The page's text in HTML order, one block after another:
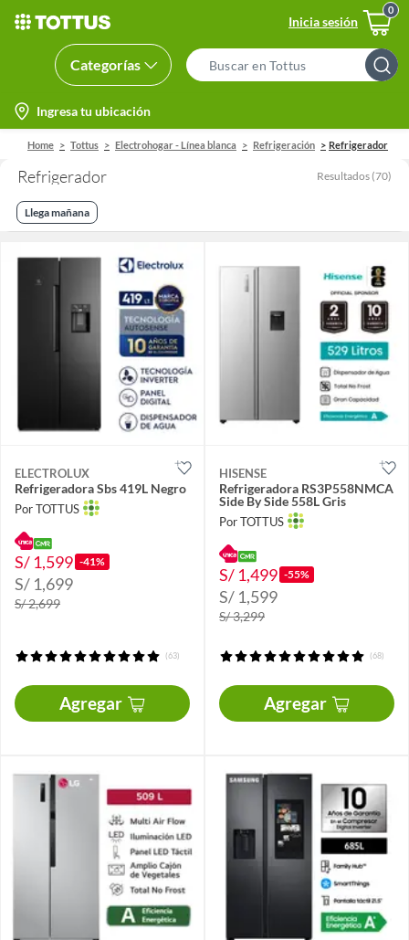
Inicia sesión
Categorías
Search
Bar
location-
icon
Ingresa tu ubicación
Home Tottus Electrohogar - Línea blanca Refrigeración Refrigerador
Refrigerador Resultados (70)
Llega mañana
ELECTROLUX
Refrigeradora Sbs 419L Negro
Por TOTTUS
S/ 1,599 -41%
S/ 1,699
S/ 2,699
(63)
Agregar
HISENSE
Refrigeradora RS3P558NMCA
Side By Side 558L Gris
Por TOTTUS
S/ 1,499 -55%
S/ 1,599
S/ 3,299
(68)
Agregar